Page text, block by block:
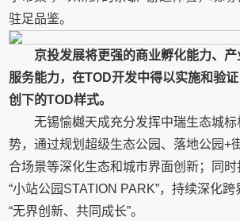
驻足品鉴。
京投发展将更强的商业孵化能力、
服务能力，在TOD开发中得以实施和验
创下的TOD样式。
无锡愉樾天成充分发挥中瑞生态城
势，通过规划超级生态公园、落地公园+
合场景等深化生态和城市界面创新；同
“小站公园STATION PARK”，持续深化
“无界创新、共同成长”。